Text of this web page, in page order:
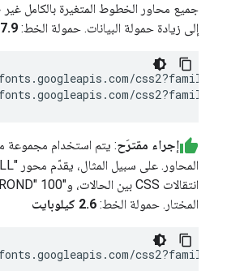
جميع محاور الخطوط المتغيرة بالكامل
إلى زيادة حمولة البيانات. حمولة الخط: 7.9 ميغابايت
إجراء مقترَح: يتم استخدام مجموعة
المختار. حمولة الخط: 2.6 كيلوبايت